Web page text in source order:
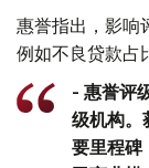
惠誉指出，影响
例如不良贷款占
- 惠誉评
级机构。
要里程碑